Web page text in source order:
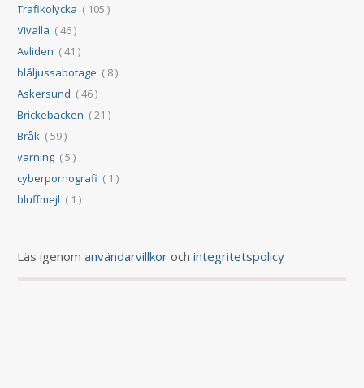
Trafikolycka ( 105 )
Vivalla ( 46 )
Avliden ( 41 )
blåljussabotage ( 8 )
Askersund ( 46 )
Brickebacken ( 21 )
Bråk ( 59 )
varning ( 5 )
cyberpornografi ( 1 )
bluffmejl ( 1 )
Läs igenomanvändarvillkor ochintegritetspolicy